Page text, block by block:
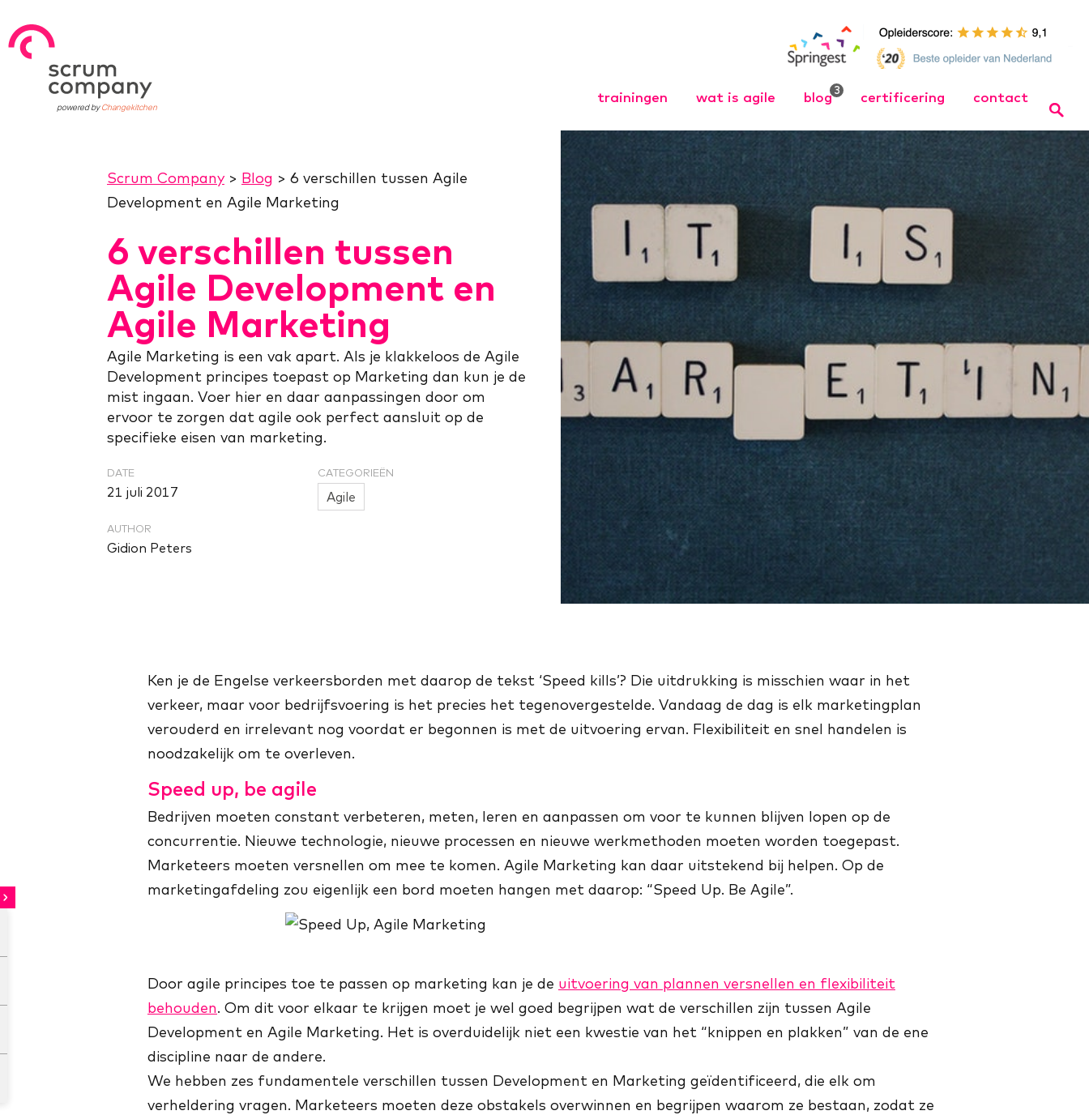
powered byChangekitchen
trainingen
Agile HR
Agile Scrum training
Leiderschap in wendbare
organisaties training
Opgavegericht Werken
Basistraining
Opgavemanager
Opleiding
wat is agile
Wat is Scrum
blog3 certificering contact
Team
Organize Agile – Samen
naar wendbare
organisaties↗
Scrum Company> Blog > 6 verschillen tussen Agile
Development en Agile Marketing
6 verschillen tussen
Agile Development en
Agile Marketing
Agile Marketing is een vak apart. Als je klakkeloos de Agile
Development principes toepast op Marketing dan kun je de
mist ingaan. Voer hier en daar aanpassingen door om
ervoor te zorgen dat agile ook perfect aansluit op de
specifieke eisen van marketing.
DATE
21 juli 2017
AUTHOR
Gidion Peters
CATEGORIEËN
Agile
Ken je de Engelse verkeersborden met daarop de tekst ‘Speed kills’? Die uitdrukking is misschien waar in het
verkeer, maar voor bedrijfsvoering is het precies het tegenovergestelde. Vandaag de dag is elk marketingplan
verouderd en irrelevant nog voordat er begonnen is met de uitvoering ervan. Flexibiliteit en snel handelen is
noodzakelijk om te overleven.
Speed up, be agile
Bedrijven moeten constant verbeteren, meten, leren en aanpassen om voor te kunnen blijven lopen op de
concurrentie. Nieuwe technologie, nieuwe processen en nieuwe werkmethoden moeten worden toegepast.
Marketeers moeten versnellen om mee te komen. Agile Marketing kan daar uitstekend bij helpen. Op de
marketingafdeling zou eigenlijk een bord moeten hangen met daarop: “Speed Up. Be Agile”.
Door agile principes toe te passen op marketing kan je de uitvoering van plannen versnellen en flexibiliteit
behouden. Om dit voor elkaar te krijgen moet je wel goed begrijpen wat de verschillen zijn tussen Agile
Development en Agile Marketing. Het is overduidelijk niet een kwestie van het “knippen en plakken” van de ene
discipline naar de andere.
We hebben zes fundamentele verschillen tussen Development en Marketing geïdentificeerd, die elk om
verheldering vragen. Marketeers moeten deze obstakels overwinnen en begrijpen waarom ze bestaan, zodat ze